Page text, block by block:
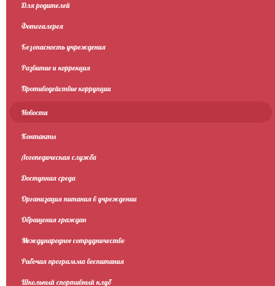
Для родителей
Фотогалерея
Безопасность учреждения
Развитие и коррекция
Противодействие коррупции
Новости
Контакты
Логопедическая служба
Доступная среда
Организация питания в учреждении
Обращения граждан
Международное сотрудничество
Рабочая программа воспитания
Школьный спортивный клуб